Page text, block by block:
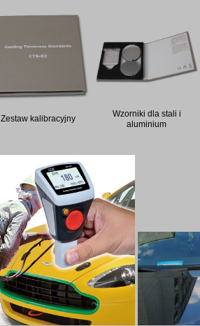
Zestaw kalibracyjny
Wzorniki dla stali i
aluminium